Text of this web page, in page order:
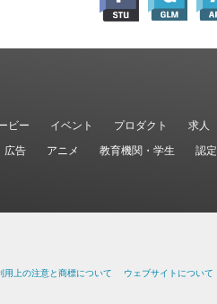
ビー イベント プロダクト
求人
広告 アニメ 教育機関・学生 認
用上の注意と商標について ウェブサイトについて